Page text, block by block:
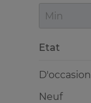
Etat
D'occasion
Neuf